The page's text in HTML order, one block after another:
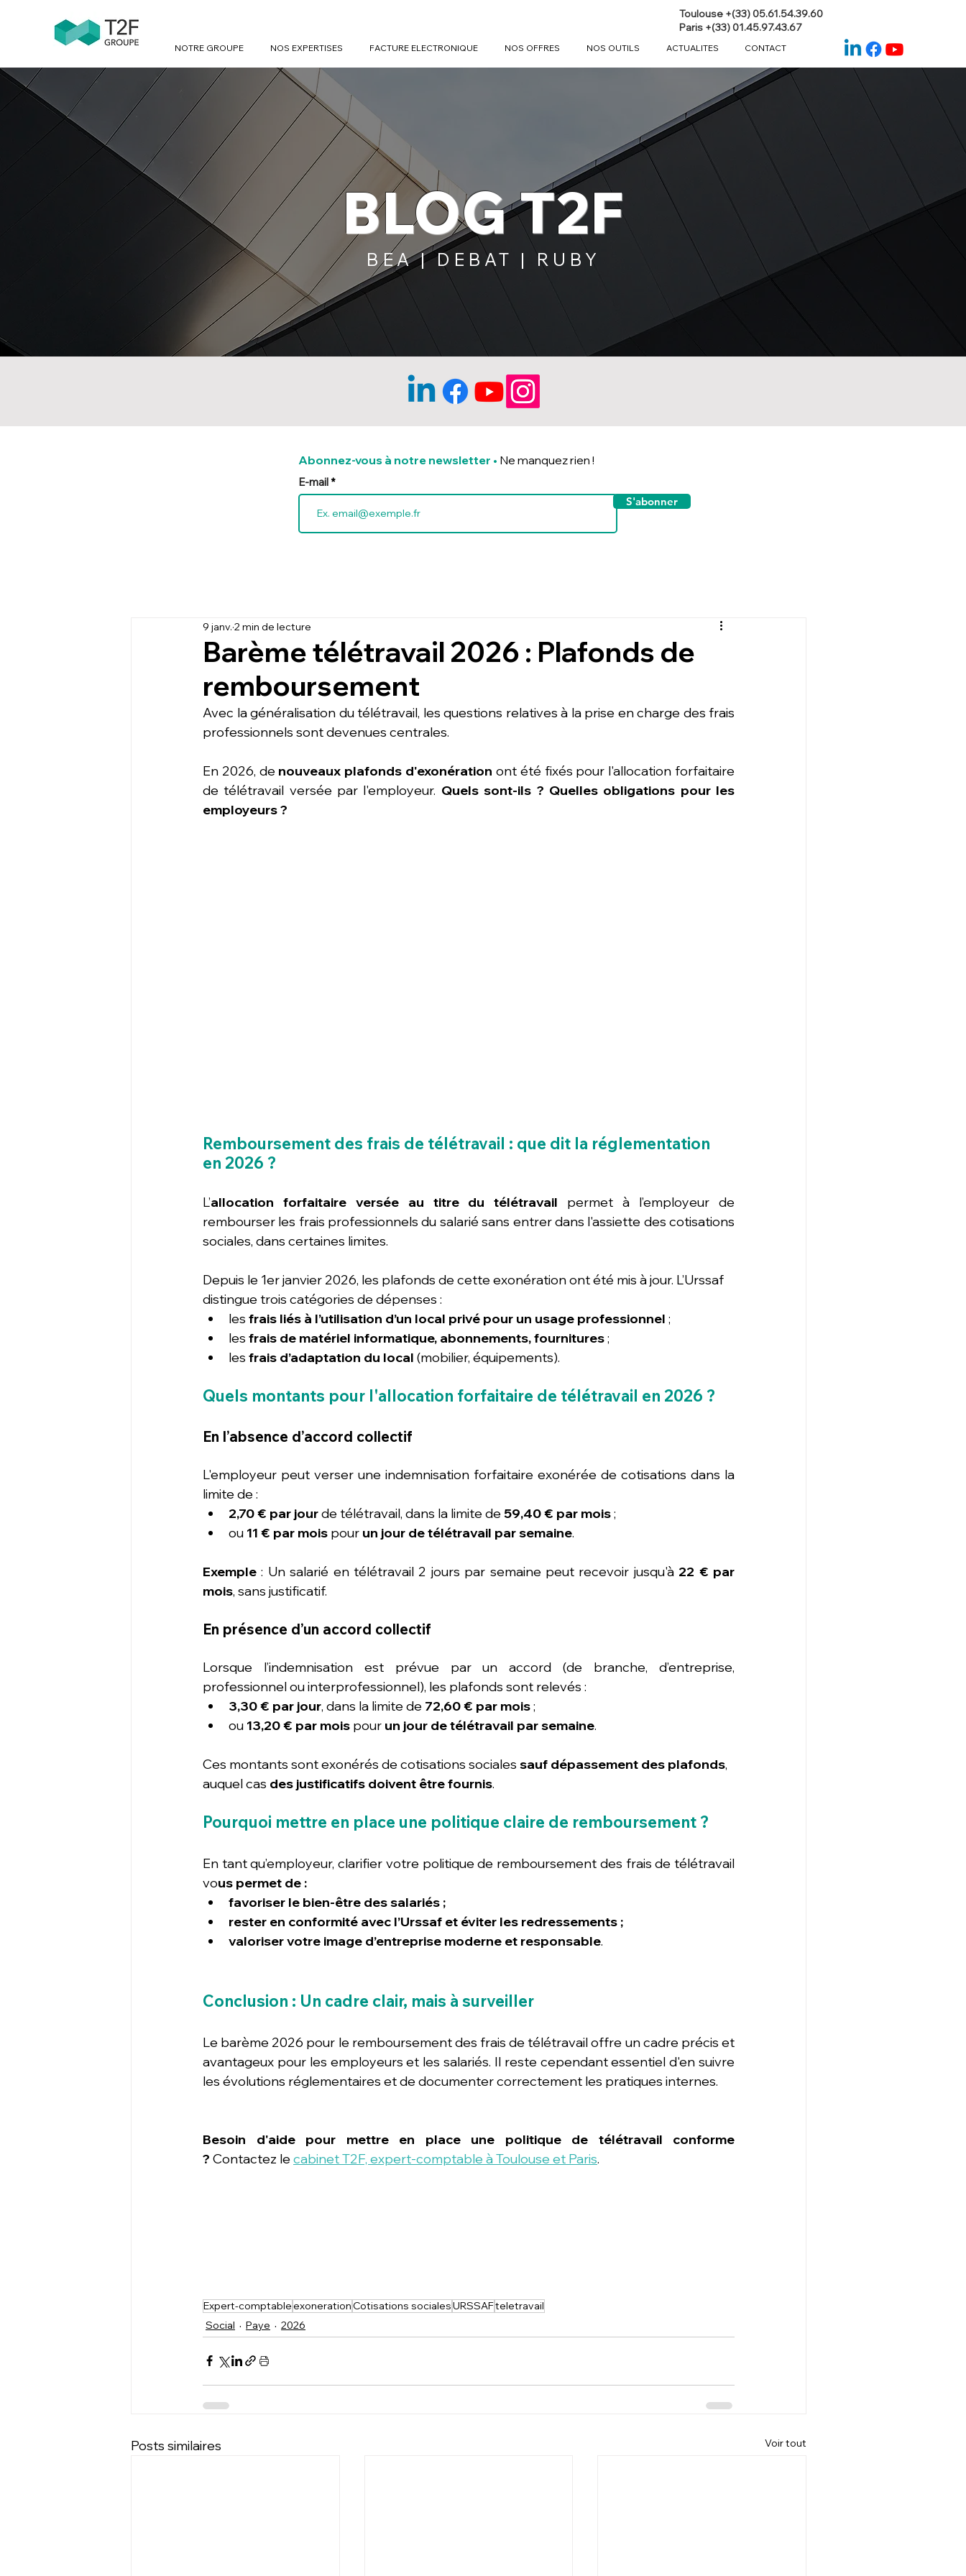
Toulouse +(33) 05.61.54.39.60
Paris +(33) 01.45.97.43.67
NOTRE GROUPE NOS EXPERTISES FACTURE ELECTRONIQUE NOS OFFRES NOS OUTILS ACTUALITES CONTACT
BLOG T2F
BEA | DEBAT | RUBY
Abonnez-vous à notre newsletter • Ne manquez rien !
E-mail
S'abonner
Barème télétravail 2026 : Plafonds de
remboursement
9 janv. 2 min de lecture
Avec la généralisation du télétravail, les questions relatives à la prise en charge des frais
professionnels sont devenues centrales.
En 2026, de nouveaux plafonds d'exonération ont été fixés pour l'allocation forfaitaire
de télétravail versée par l'employeur. Quels sont-ils ? Quelles obligations pour les
employeurs ?
Remboursement des frais de télétravail : que dit la réglementation
en 2026 ?
L’allocation forfaitaire versée au titre du télétravail permet à l’employeur de
rembourser les frais professionnels du salarié sans entrer dans l'assiette des cotisations
sociales, dans certaines limites.
Depuis le 1er janvier 2026, les plafonds de cette exonération ont été mis à jour. L’Urssaf
distingue trois catégories de dépenses :
les frais liés à l’utilisation d’un local privé pour un usage professionnel ;
les frais de matériel informatique, abonnements, fournitures ;
les frais d’adaptation du local (mobilier, équipements).
Quels montants pour l'allocation forfaitaire de télétravail en 2026 ?
En l’absence d’accord collectif
L'employeur peut verser une indemnisation forfaitaire exonérée de cotisations dans la
limite de :
2,70 € par jour de télétravail, dans la limite de 59,40 € par mois ;
ou 11 € par mois pour un jour de télétravail par semaine.
Exemple : Un salarié en télétravail 2 jours par semaine peut recevoir jusqu'à 22 € par
mois, sans justificatif.
En présence d’un accord collectif
Lorsque l’indemnisation est prévue par un accord (de branche, d’entreprise,
professionnel ou interprofessionnel), les plafonds sont relevés :
3,30 € par jour, dans la limite de 72,60 € par mois ;
ou 13,20 € par mois pour un jour de télétravail par semaine.
Ces montants sont exonérés de cotisations sociales sauf dépassement des plafonds,
auquel cas des justificatifs doivent être fournis.
Pourquoi mettre en place une politique claire de remboursement ?
En tant qu’employeur, clarifier votre politique de remboursement des frais de télétravail
vous permet de :
favoriser le bien-être des salariés ;
rester en conformité avec l’Urssaf et éviter les redressements ;
valoriser votre image d’entreprise moderne et responsable.
Conclusion : Un cadre clair, mais à surveiller
Le barème 2026 pour le remboursement des frais de télétravail offre un cadre précis et
avantageux pour les employeurs et les salariés. Il reste cependant essentiel d'en suivre
les évolutions réglementaires et de documenter correctement les pratiques internes.
Besoin d'aide pour mettre en place une politique de télétravail conforme
? Contactez le cabinet T2F, expert-comptable à Toulouse et Paris.
Expert-comptableexonerationCotisations socialesURSSAFteletravail
Social
Paye 2026
Posts similaires Voir tout